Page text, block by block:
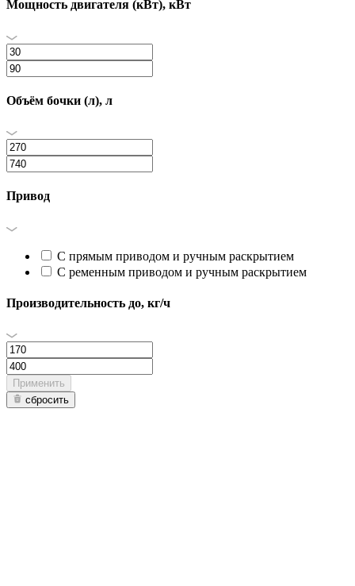
Мощность двигателя (кВт), кВт
Объём бочки (л), л
Привод
С прямым приводом и ручным раскрытием
С ременным приводом и ручным раскрытием
Производительность до, кг/ч
Применить
сбросить